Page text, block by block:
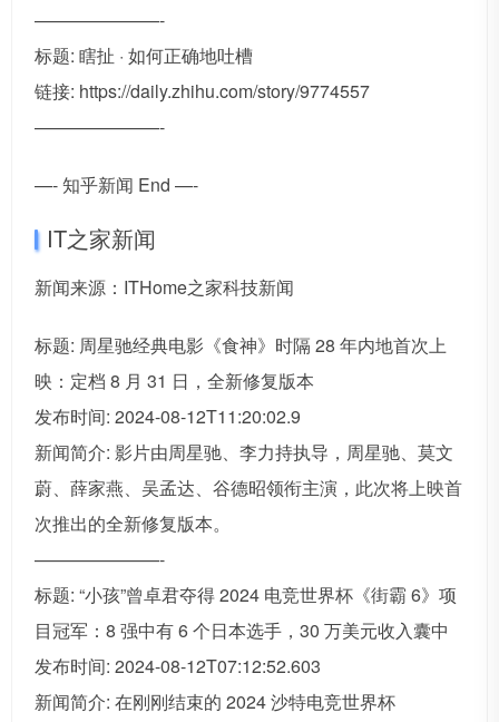
———————-
标题: 瞎扯 · 如何正确地吐槽
链接: https://daily.zhihu.com/story/9774557
———————-
—- 知乎新闻 End —-
IT之家新闻
新闻来源：ITHome之家科技新闻
标题: 周星驰经典电影《食神》时隔 28 年内地首次上
映：定档 8 月 31 日，全新修复版本
发布时间: 2024-08-12T11:20:02.9
新闻简介: 影片由周星驰、李力持执导，周星驰、莫文
蔚、薛家燕、吴孟达、谷德昭领衔主演，此次将上映首
次推出的全新修复版本。
———————-
标题: “小孩”曾卓君夺得 2024 电竞世界杯《街霸 6》项
目冠军：8 强中有 6 个日本选手，30 万美元收入囊中
发布时间: 2024-08-12T07:12:52.603
新闻简介: 在刚刚结束的 2024 沙特电竞世界杯